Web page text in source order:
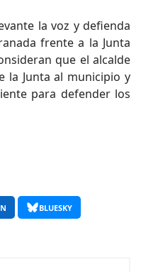
la voz y defienda
frente a la Junta
que el alcalde
la Junta al municipio y
para defender los
BLUESKY